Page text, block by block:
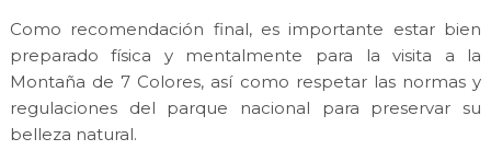
Como recomendación final, es importante estar bien
preparado física y mentalmente para la visita a la
Montaña de 7 Colores, así como respetar las normas y
regulaciones del parque nacional para preservar su
belleza natural.